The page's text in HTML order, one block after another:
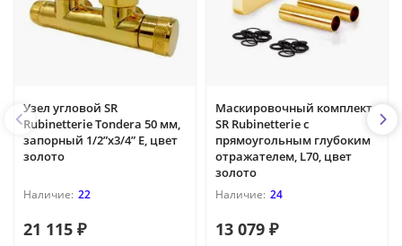
Узел угловой SR
Rubinetterie Tondera 50 мм,
запорный 1/2”x3/4” Е, цвет
золото
22
21 115 ₽
Маскировочный комплект
SR Rubinetterie с
прямоугольным глубоким
отражателем, L70, цвет
золото
24
13 079 ₽